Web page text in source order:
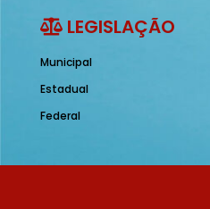
LEGISLAÇÃO
Municipal
Estadual
Federal